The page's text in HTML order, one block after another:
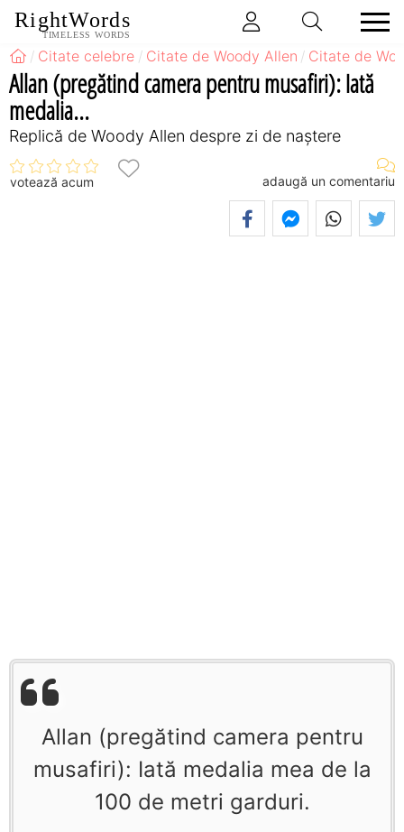
RightWords
TIMELESS WORDS
Citate celebre Citate de Woody Allen Citate de
Allan (pregătind camera pentru musafiri): Iată
medalia...
Replică de Woody Allen despre zi de naștere
votează acum adaugă un comentariu
Allan (pregătind camera pentru
musafiri): Iată medalia mea de la
100 de metri garduri.